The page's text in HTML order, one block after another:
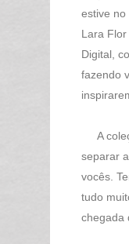
estive no
Lara
Digital,
fazendo
A
separar
vocês.
tudo
chegada